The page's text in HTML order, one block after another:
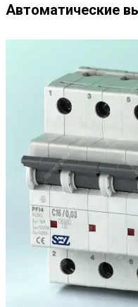
Автоматические